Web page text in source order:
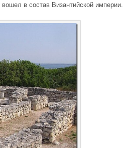
в состав Византийской империи.